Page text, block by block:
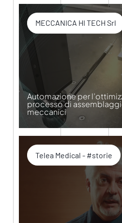
MECCANICA HI TECH Srl
Automazione per
processo di
meccanici
Telea Medical - #storie